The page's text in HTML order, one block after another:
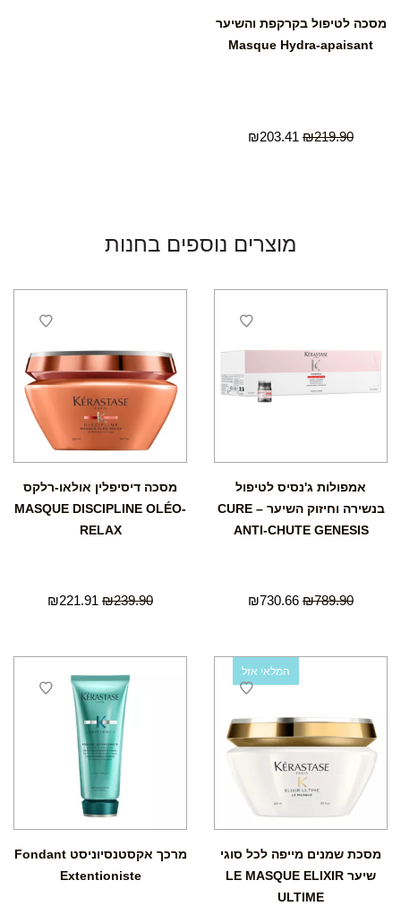
מסכה לטיפול בקרקפת והשיער
Masque Hydra-apaisant
₪219.90
₪203.41
מוצרים נוספים בחנות
אמפולות ג'נסיס לטיפול
בנשירה וחיזוק השיער – CURE
ANTI-CHUTE GENESIS
₪789.90
₪730.66
מסכה דיסיפלין אולאו-רלקס
MASQUE DISCIPLINE OLÉO-
RELAX
₪239.90
₪221.91
המלאי אזל
מסכת שמנים מייפה לכל סוגי
שיער LE MASQUE ELIXIR
ULTIME
מרכך אקסטנסיוניסט Fondant
Extentioniste